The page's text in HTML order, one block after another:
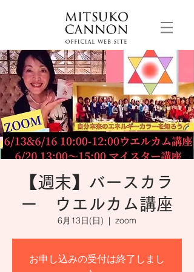
【週末】バースカラ
ー ウエルカム講座
6月13日(日)
  |
zoom
お申し込みの受付は終了しまし